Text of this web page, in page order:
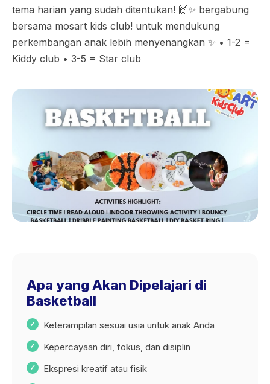
tema harian yang sudah ditentukan! 🙌✨ bergabung
bersama mosart kids club! untuk mendukung
perkembangan anak lebih menyenangkan ✨ • 1-2 =
Kiddy club • 3-5 = Star club
Apa yang Akan Dipelajari di
Basketball
Keterampilan sesuai usia untuk anak Anda
Kepercayaan diri, fokus, dan disiplin
Ekspresi kreatif atau fisik